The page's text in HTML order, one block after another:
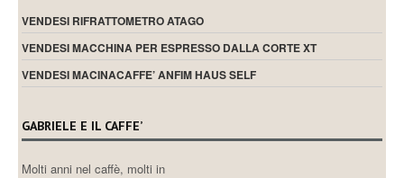
VENDESI RIFRATTOMETRO ATAGO
VENDESI MACCHINA PER ESPRESSO DALLA CORTE XT
VENDESI MACINACAFFE’ ANFIM HAUS SELF
GABRIELE E IL CAFFE’
Molti anni nel caffè, molti in